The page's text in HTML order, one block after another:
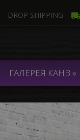
DROP SHIPPING
ГАЛЕРЕЯ КАНВ »